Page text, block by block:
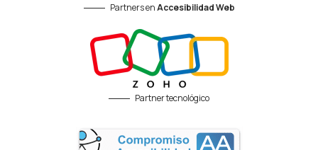
Partners enAccesibilidad Web
Partner tecnológico